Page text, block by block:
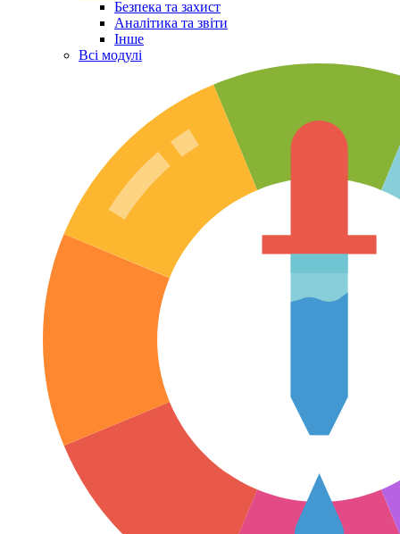
Безпека та захист
Аналітика та звіти
Інше
Всі модулі